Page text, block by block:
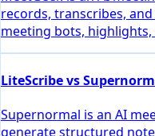
records, transcribes,
meeting bots,
LiteScribe vs
Supernormal is an AI
generate structured